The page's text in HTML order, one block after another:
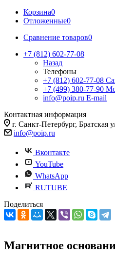
Корзина0
Отложенные0
Сравнение товаров0
+7 (812) 602-77-08
Назад
Телефоны
+7 (812) 602-77-08
+7 (499) 380-77-90
info@poip.ru E-mail
Контактная информация
г. Санкт-Петербург,
info@poip.ru
Вконтакте
YouTube
WhatsApp
RUTUBE
Поделиться
Магнитное